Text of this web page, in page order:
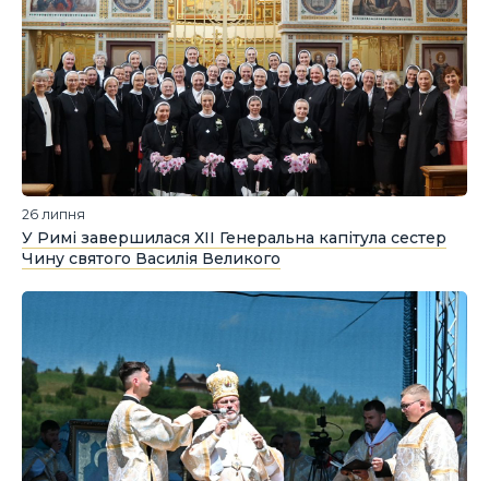
26 липня
У Римі завершилася ХІІ Генеральна капітула сестер
Чину святого Василія Великого